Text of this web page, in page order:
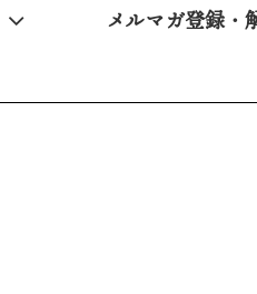
メルマガ登録・